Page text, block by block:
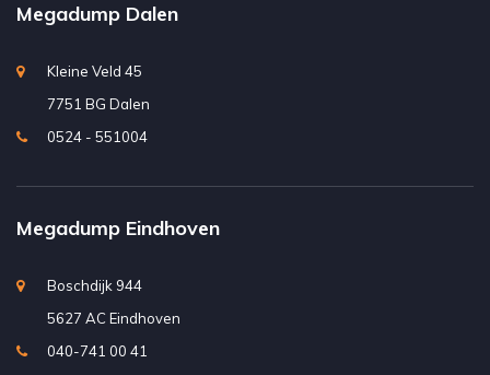
Megadump Dalen
Kleine Veld 45
7751 BG Dalen
0524 - 551004
Megadump Eindhoven
Boschdijk 944
5627 AC Eindhoven
040-741 00 41